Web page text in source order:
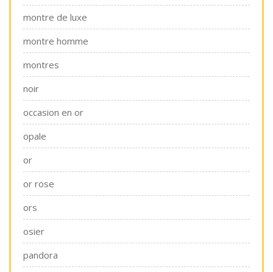
montre de luxe
montre homme
montres
noir
occasion en or
opale
or
or rose
ors
osier
pandora